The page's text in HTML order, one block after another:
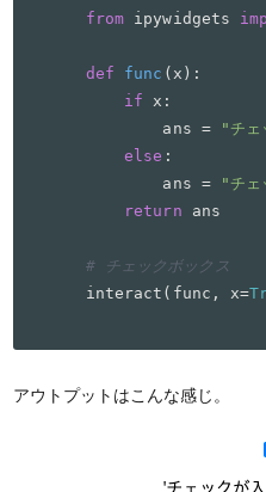
from ipywidgets
def func ( x ):
if x:
        ans =
"チェ
else :
        ans =
"チェ
return ans
# チェックボックス
interact(func, x=
アウトプットはこんな感じ。